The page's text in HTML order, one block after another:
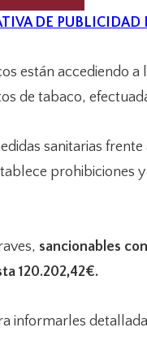
DE PUBLICIDAD
están accediendo a
de tabaco,
sanitarias
prohibiciones
sancionables
120.202,42€.
informarles